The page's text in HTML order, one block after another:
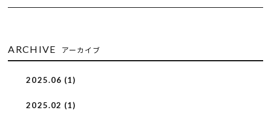
ARCHIVE アーカイブ
2025.06 (1)
2025.02 (1)